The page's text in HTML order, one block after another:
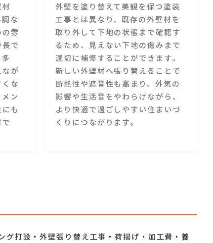
な
雰
で
が
な
ン
も
外壁を塗り替えて美観を保つ塗装
工事とは異なり、既存の外壁材を
取り外して下地の状態まで確認す
るため、見えない下地の傷みまで
適切に補修することができます。
新しい外壁材へ張り替えることで
断熱性や遮音性も高まり、外気の
影響や生活音をやわらげながら、
より快適で過ごしやすい住まいづ
くりにつながります。
グ打設 ・外壁張り替え工事 ・荷揚げ・加工費・養